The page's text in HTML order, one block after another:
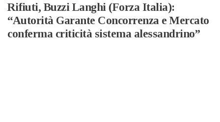
Rifiuti, Buzzi Langhi (Forza Italia):
“Autorità Garante Concorrenza e Mercato
conferma criticità sistema alessandrino”